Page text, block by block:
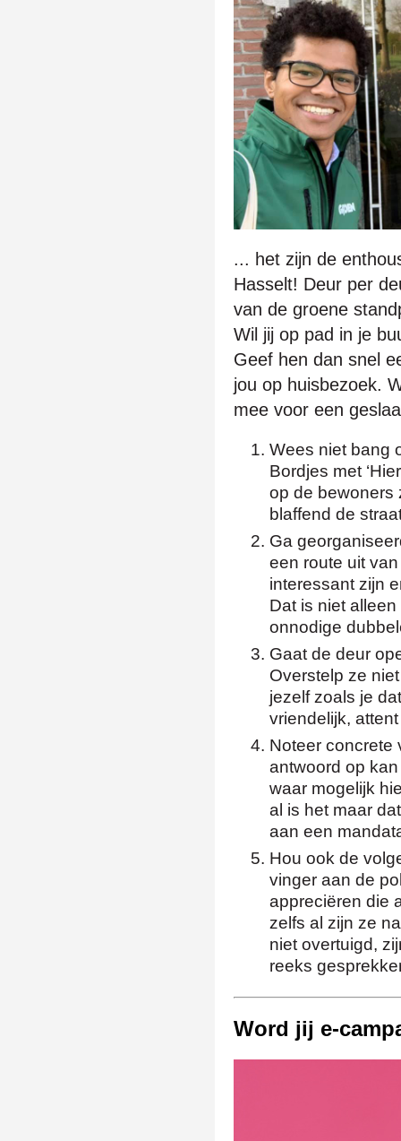
... het zijn de
Hasselt! Deur per
van de groene
Wil jij op pad in je
Geef hen dan snel
jou op huisbezoek.
mee voor een
Wees niet bang
Bordjes met
op de bewoners
blaffend de
Ga
een route uit
interessant zijn
Dat is niet
onnodige
Gaat de deur
Overstelp ze
jezelf zoals je
vriendelijk,
Noteer concrete
antwoord op
waar mogelijk
al is het maar
aan een
Hou ook de
vinger aan de
appreciëren die
zelfs al zijn ze
niet overtuigd,
reeks
Word jij e-